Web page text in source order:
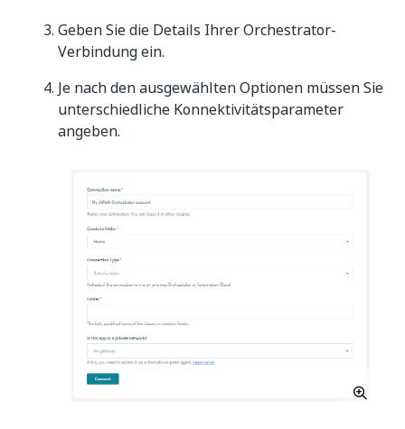
Geben Sie die Details Ihrer Orchestrator-
Verbindung ein.
Je nach den ausgewählten Optionen müssen Sie
unterschiedliche Konnektivitätsparameter
angeben.